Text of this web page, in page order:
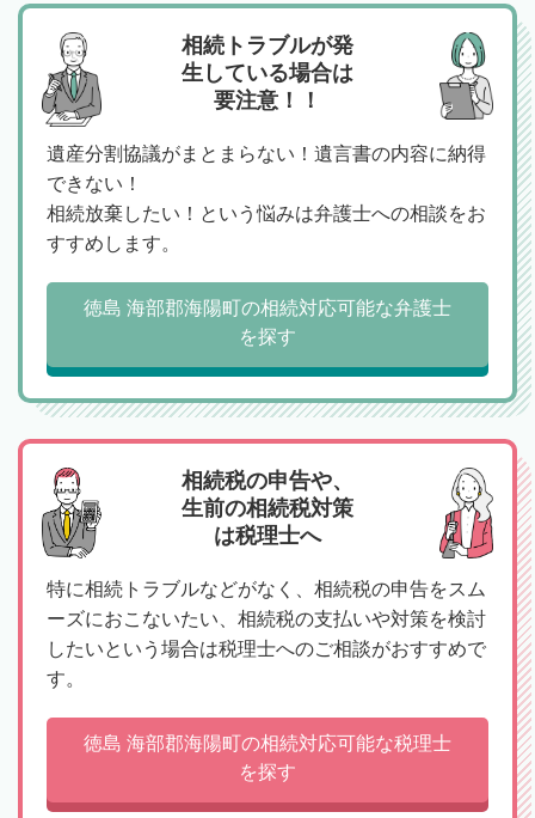
相続トラブルが発
生している場合は
要注意！！
遺産分割協議がまとまらない！遺言書の内容に納得
できない！
相続放棄したい！という悩みは弁護士への相談をお
すすめします。
徳島 海部郡海陽町の相続対応可能な弁護士
を探す
相続税の申告や、
生前の相続税対策
は税理士へ
特に相続トラブルなどがなく、相続税の申告をスム
ーズにおこないたい、相続税の支払いや対策を検討
したいという場合は税理士へのご相談がおすすめで
す。
徳島 海部郡海陽町の相続対応可能な税理士
を探す